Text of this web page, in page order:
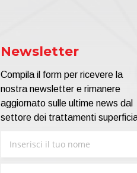
Newsletter
Compila il form per ricevere la
nostra newsletter e rimanere
aggiornato sulle ultime news dal
settore dei trattamenti